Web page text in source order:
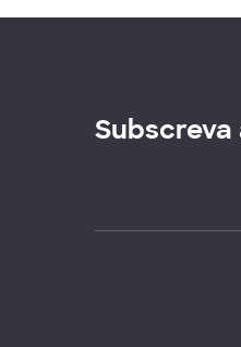
Subscreva